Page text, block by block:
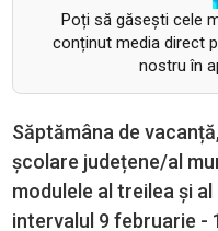
Poți să găsești cele
conținut media direct
nostru în
Săptămâna de
școlare județene/al
modulele al treilea și
intervalul 9 februarie -